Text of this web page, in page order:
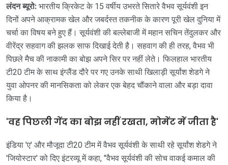
लंदन ब्यूरो: भारतीय क्रिकेट के 15 वर्षीय उभरते सितारे वैभव सूर्यवंशी इन
दिनों अपने आक्रामक खेल और जबर्दस्त तकनीक के कारण पूरी खेल दुनिया में
चर्चा का विषय बने हुए हैं। सूर्यवंशी की बल्लेबाजी में महान सचिन तेंदुलकर और
वीरेंद्र सहवाग की झलक साफ दिखाई देती है। सहवाग की ही तरह, वैभव भी
पिछले मैच की नाकामी का बोझ अपने सिर पर नहीं लेते। फिलहाल भारतीय
टी20 टीम के साथ इंग्लैंड दौरे पर गए उनके साथी खिलाड़ी सूर्यांश शेडगे ने
युवा ओपनर की मानसिकता को लेकर एक बेहद चौंकाने वाला और बड़ा दावा
किया है।
'वह पिछली गेंद का बोझ नहीं रखता, मोमेंट में जीता है'
इंडिया 'ए' और मौजूदा टी20 टीम में वैभव सूर्यवंशी के साथी रहे सूर्यांश शेडगे ने
'जियोस्टार' को दिए इंटरव्यू में कहा, "वैभव सूर्यवंशी की सोच वाकई कमाल की